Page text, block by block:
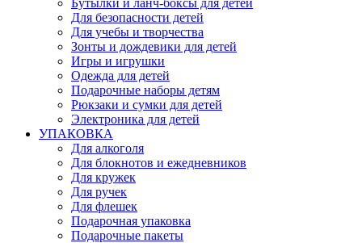
Для безопасности детей
Для учебы и творчества
Зонты и дождевики для детей
Игры и игрушки
Одежда для детей
Подарочные наборы детям
Рюкзаки и сумки для детей
Электроника для детей
УПАКОВКА
Для алкоголя
Для блокнотов и ежедневников
Для кружек
Для ручек
Для флешек
Подарочная упаковка
Подарочные пакеты